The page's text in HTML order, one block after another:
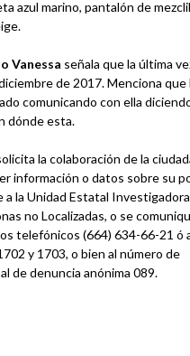
azul marino, pantalón de
Vanessa señala que la última
de 2017. Menciona que
comunicando con ella
dónde esta.
la colaboración de la
información o datos sobre su
a la Unidad Estatal
no Localizadas, o se
telefónicos (664) 634-66-21 ó
y 1703, o bien al número de
de denuncia anónima 089.